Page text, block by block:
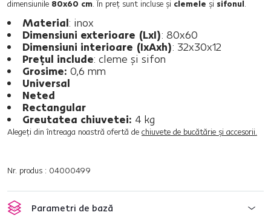
dimensiunile 80x60 cm. În preţ sunt incluse şi clemele şi sifonul.
Material: inox
Dimensiuni exterioare (LxI): 80x60
Dimensiuni interioare (IxAxh): 32x30x12
Preţul include: cleme şi sifon
Grosime: 0,6 mm
Universal
Neted
Rectangular
Greutatea chiuvetei: 4 kg
Alegeţi din întreaga noastră ofertă de chiuvete de bucătărie şi accesorii.
Nr. produs : 04000499
Parametri de bază